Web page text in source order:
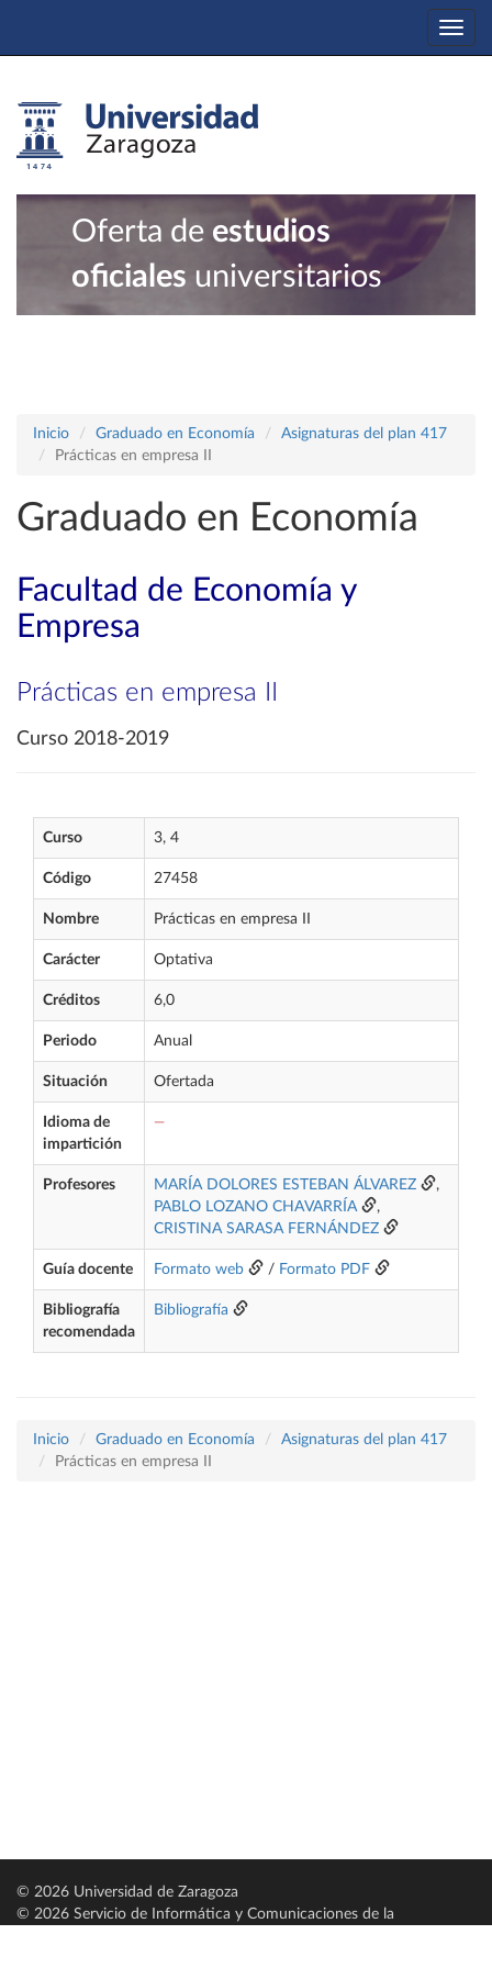
Oferta de estudios
oficiales universitarios
Inicio Graduado en Economía
Asignaturas del plan 417
Prácticas en empresa II
Graduado en Economía
Facultad de Economía y
Empresa
Prácticas en empresa II
Curso 2018-2019
Curso 3, 4
Código 27458
Nombre Prácticas en empresa II
Carácter Optativa
Créditos 6,0
Periodo Anual
Situación Ofertada
Idioma de
impartición
—
Profesores MARÍA DOLORES ESTEBAN ÁLVAREZ
,
PABLO LOZANO CHAVARRÍA
,
CRISTINA SARASA FERNÁNDEZ
Guía docente Formato web / Formato PDF
Bibliografía
recomendada
Bibliografía
Inicio Graduado en Economía
Asignaturas del plan 417
Prácticas en empresa II
© 2026 Universidad de Zaragoza
© 2026 Servicio de Informática y Comunicaciones de la